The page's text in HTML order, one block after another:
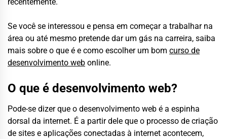
Se você se interessou e pensa em começar a trabalhar na
área ou até mesmo pretende dar um gás na carreira, saiba
mais sobre o que é e como escolher um bom curso de
desenvolvimento web online.
O que é desenvolvimento web?
Pode-se dizer que o desenvolvimento web é a espinha
dorsal da internet. É a partir dele que o processo de criação
de sites e aplicações conectadas à internet acontecem,